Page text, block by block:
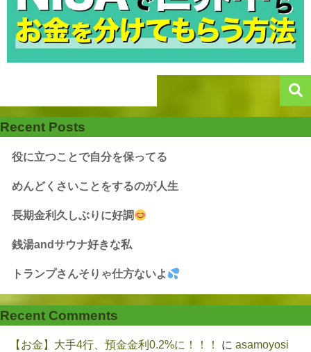
Recent Posts
役に立つことで自分を保ってる
めんどくさいことをするのが人生
長期金利久しぶりに好調
銭湯andサウナ好きな私
トランプさんそりゃ仕方ないよ
Recent Comments
【お金】大手4行、預金金利0.2%に！！！ に asamoyosi